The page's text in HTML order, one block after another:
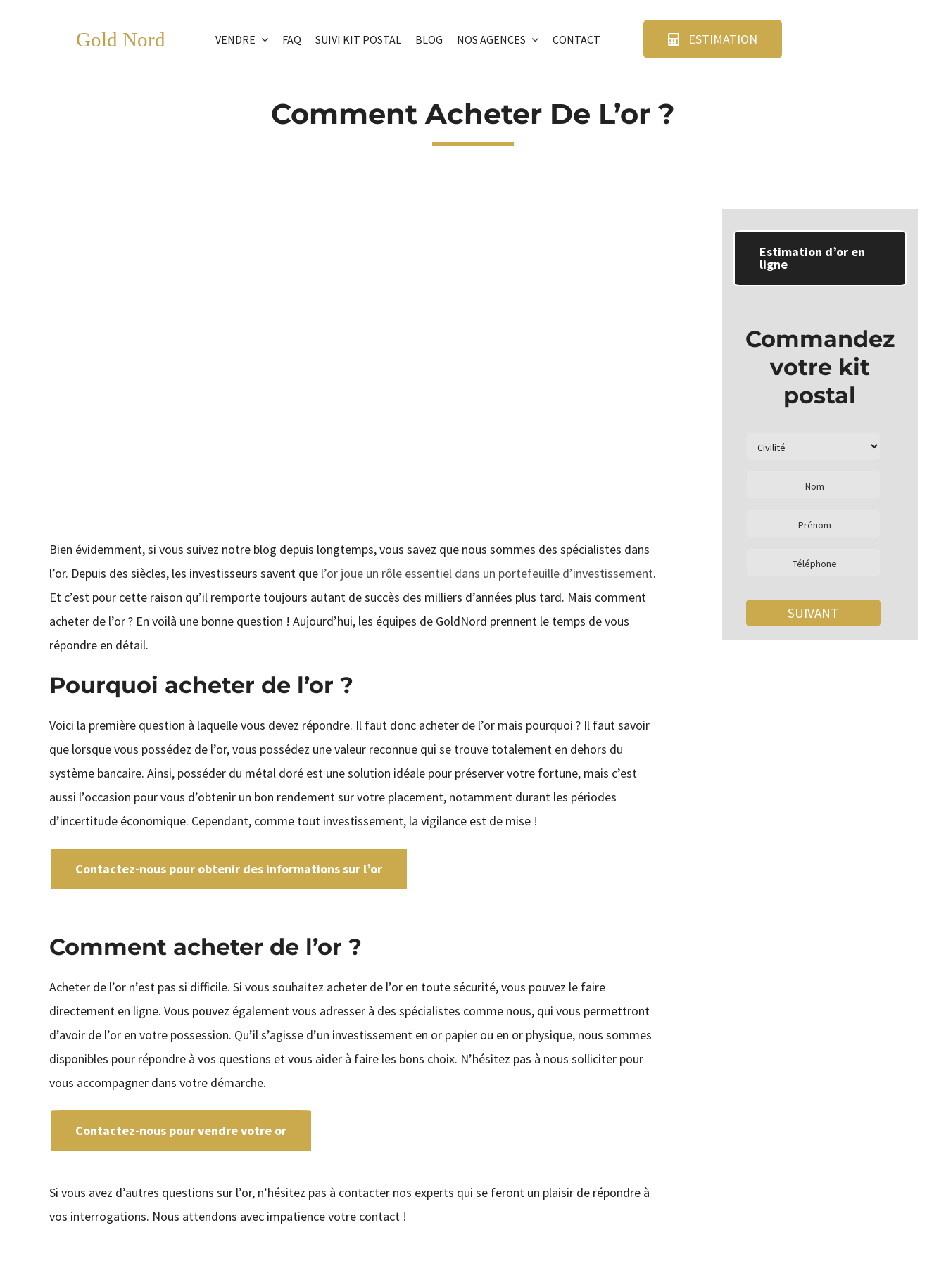
Gold Nord VENDRE FAQ SUIVI KIT POSTAL BLOG NOS AGENCES CONTACT ESTIMATION
Comment Acheter De L’or ?
Bien évidemment, si vous suivez notre blog depuis longtemps, vous savez que nous sommes des spécialistes dans
l’or. Depuis des siècles, les investisseurs savent que l’or joue un rôle essentiel dans un portefeuille d’investissement.
Et c’est pour cette raison qu’il remporte toujours autant de succès des milliers d’années plus tard. Mais comment
acheter de l’or ? En voilà une bonne question ! Aujourd’hui, les équipes de GoldNord prennent le temps de vous
répondre en détail.
Pourquoi acheter de l’or ?
Voici la première question à laquelle vous devez répondre. Il faut donc acheter de l’or mais pourquoi ? Il faut savoir
que lorsque vous possédez de l’or, vous possédez une valeur reconnue qui se trouve totalement en dehors du
système bancaire. Ainsi, posséder du métal doré est une solution idéale pour préserver votre fortune, mais c’est
aussi l’occasion pour vous d’obtenir un bon rendement sur votre placement, notamment durant les périodes
d’incertitude économique. Cependant, comme tout investissement, la vigilance est de mise !
Contactez-nous pour obtenir des informations sur l’or
Comment acheter de l’or ?
Acheter de l’or n’est pas si difficile. Si vous souhaitez acheter de l’or en toute sécurité, vous pouvez le faire
directement en ligne. Vous pouvez également vous adresser à des spécialistes comme nous, qui vous permettront
d’avoir de l’or en votre possession. Qu’il s’agisse d’un investissement en or papier ou en or physique, nous sommes
disponibles pour répondre à vos questions et vous aider à faire les bons choix. N’hésitez pas à nous solliciter pour
vous accompagner dans votre démarche.
Contactez-nous pour vendre votre or
Si vous avez d’autres questions sur l’or, n’hésitez pas à contacter nos experts qui se feront un plaisir de répondre à
vos interrogations. Nous attendons avec impatience votre contact !
Estimation d’or en
ligne
Commandez
votre kit
postal